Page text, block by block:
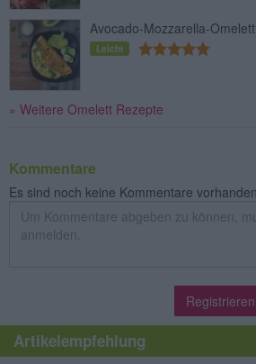
Avocado-Mozzarella-Omelett
Leicht
» Weitere Omelett Rezepte
Kommentare
Es sind noch keine Kommentare vorhanden.
Registrieren
Artikelempfehlung